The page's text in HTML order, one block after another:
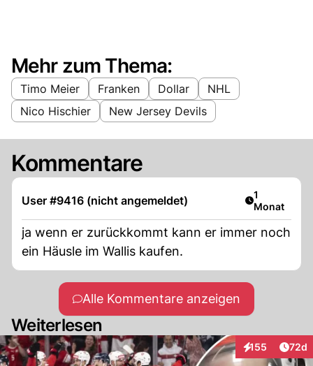
Mehr zum Thema:
Timo Meier Franken Dollar
NHL
Nico Hischier
New Jersey Devils
Kommentare
User #9416 (nicht angemeldet) Artikel
1
Monat
ja wenn er zurückkommt kann er immer noch
ein Häusle im Wallis kaufen.
Alle Kommentare anzeigen
Weiterlesen
155
Interaktionen
72d